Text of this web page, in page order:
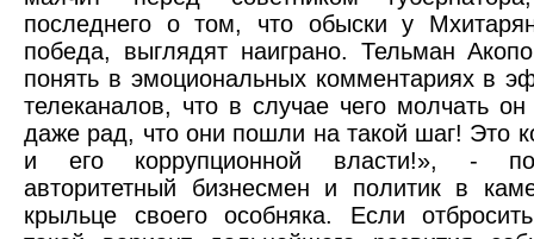
последнего о том, что обыски у
победа, выглядят наиграно. Тельман
понять в эмоциональных комментариях в
телеканалов, что в случае чего молчать
даже рад, что они пошли на такой шаг! Это
и его коррупционной власти!», -
авторитетный бизнесмен и политик в
крыльце своего особняка. Если